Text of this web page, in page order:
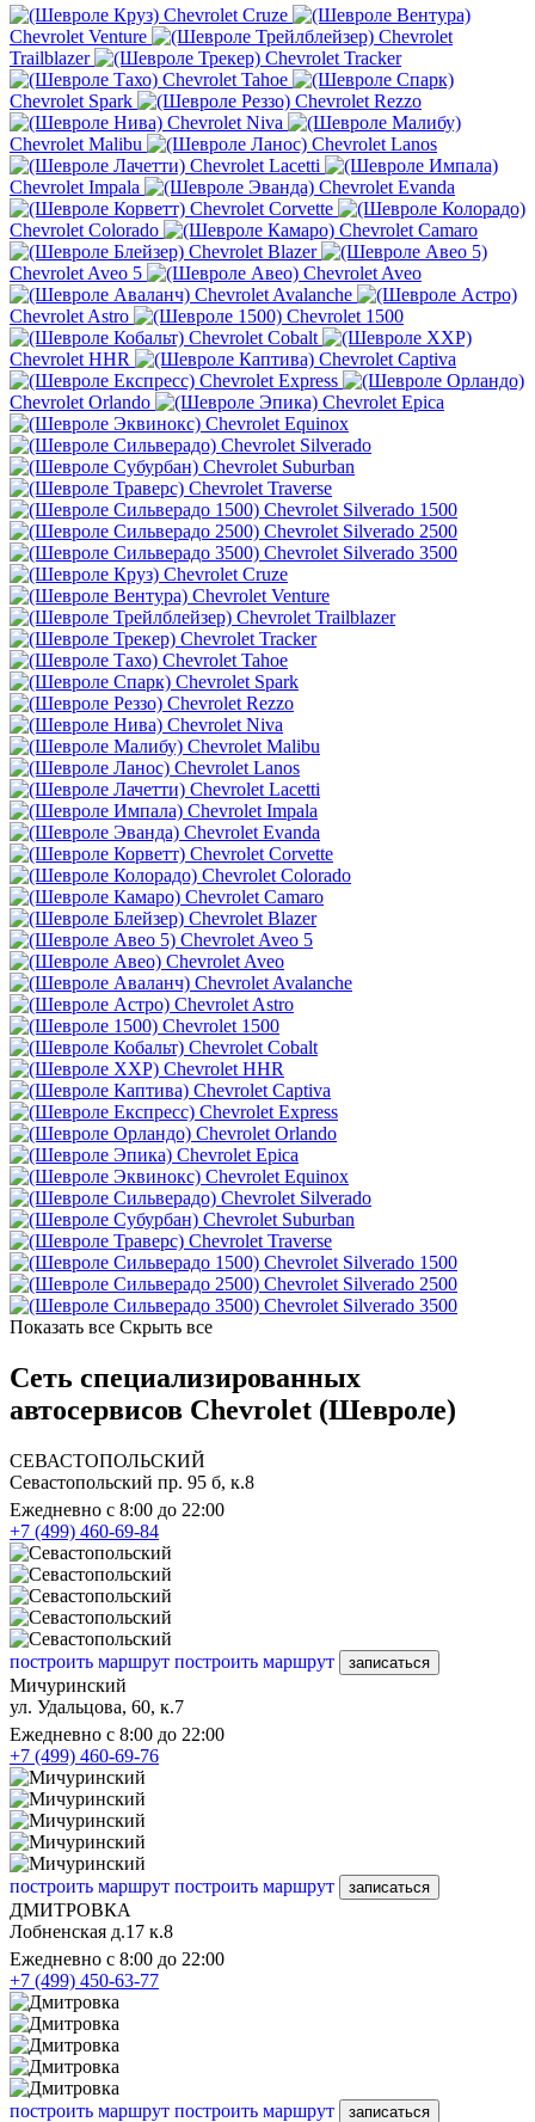
Chevrolet Cruze
Chevrolet Venture
Chevrolet
Trailblazer
Chevrolet Tracker
Chevrolet Tahoe
Chevrolet Spark
Chevrolet Rezzo
Chevrolet Niva
Chevrolet Malibu
Chevrolet Lanos
Chevrolet Lacetti
Chevrolet Impala
Chevrolet Evanda
Chevrolet Corvette
Chevrolet Colorado
Chevrolet Camaro
Chevrolet Blazer
Chevrolet Aveo 5
Chevrolet Aveo
Chevrolet Avalanche
Chevrolet Astro
Chevrolet 1500
Chevrolet Cobalt
Chevrolet HHR
Chevrolet Captiva
Chevrolet Express
Chevrolet Orlando
Chevrolet Epica
Chevrolet Equinox
Chevrolet Silverado
Chevrolet Suburban
Chevrolet Traverse
Chevrolet Silverado 1500
Chevrolet Silverado 2500
Chevrolet Silverado 3500
Chevrolet Cruze
Chevrolet Venture
Chevrolet Trailblazer
Chevrolet Tracker
Chevrolet Tahoe
Chevrolet Spark
Chevrolet Rezzo
Chevrolet Niva
Chevrolet Malibu
Chevrolet Lanos
Chevrolet Lacetti
Chevrolet Impala
Chevrolet Evanda
Chevrolet Corvette
Chevrolet Colorado
Chevrolet Camaro
Chevrolet Blazer
Chevrolet Aveo 5
Chevrolet Aveo
Chevrolet Avalanche
Chevrolet Astro
Chevrolet 1500
Chevrolet Cobalt
Chevrolet HHR
Chevrolet Captiva
Chevrolet Express
Chevrolet Orlando
Chevrolet Epica
Chevrolet Equinox
Chevrolet Silverado
Chevrolet Suburban
Chevrolet Traverse
Chevrolet Silverado 1500
Chevrolet Silverado 2500
Chevrolet Silverado 3500
Показать все Скрыть все
Сеть специализированных
автосервисов Chevrolet (Шевроле)
СЕВАСТОПОЛЬСКИЙ
Севастопольский пр. 95 б, к.8
Ежедневно с 8:00 до 22:00
+7 (499) 460-69-84
построить маршрут построить маршрут записаться
Мичуринский
ул. Удальцова, 60, к.7
Ежедневно с 8:00 до 22:00
+7 (499) 460-69-76
построить маршрут построить маршрут записаться
ДМИТРОВКА
Лобненская д.17 к.8
Ежедневно с 8:00 до 22:00
+7 (499) 450-63-77
построить маршрут построить маршрут записаться